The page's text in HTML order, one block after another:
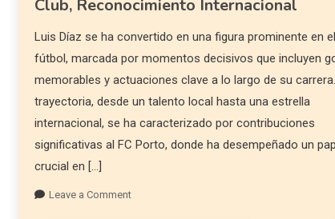
Club, Reconocimiento Internacional
Luis Díaz se ha convertido en una figura prominente en el
fútbol, marcada por momentos decisivos que incluyen
memorables y actuaciones clave a lo largo de su
trayectoria, desde un talento local hasta una estrella
internacional, se ha caracterizado por contribuciones
significativas al FC Porto, donde ha desempeñado un
crucial en […]
Leave a Comment